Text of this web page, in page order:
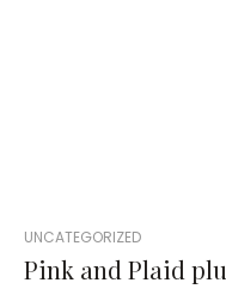
POSTED
IN
UNCATEGORIZED
Pink and Plaid